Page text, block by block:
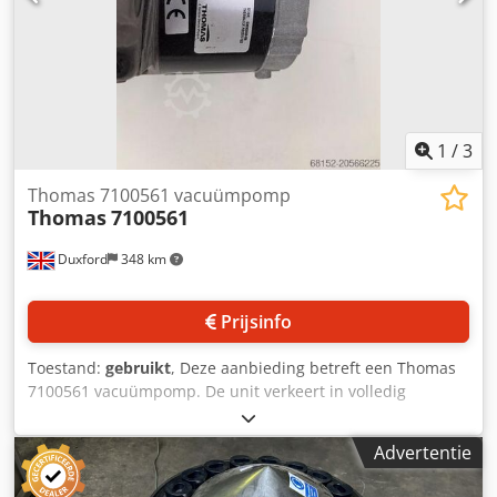
1 /3
Duxford 348 km
Thomas 7100561 vacuümpomp
Thomas7100561
Prijsinfo
Toestand: gebruikt, Deze aanbieding betreft een Thomas
7100561 vacuümpomp. De unit verkeert in volledig
werkende staat en is direct beschikbaar voor uitlevering.
De Thomas 7100561 zuiger-vacuümpomp is een eersteklas,
drooglopende WOB-L®-zuigerpomp, speciaal ontworpen
voor toepassingen met hoge druk. De constructie is gericht
Advertentie